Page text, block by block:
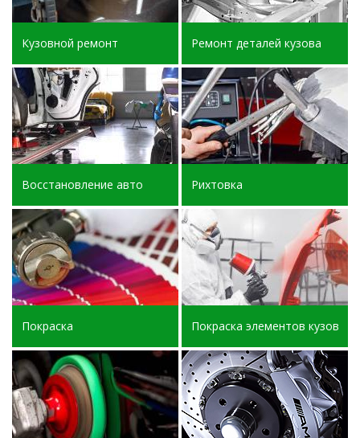
Кузовной ремонт Ремонт деталей кузова
Восстановление авто Рихтовка
Покраска Покраска элементов кузова